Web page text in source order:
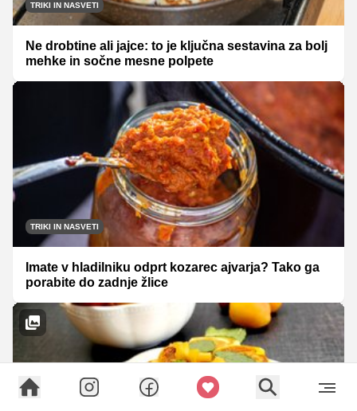
TRIKI IN NASVETI
Ne drobtine ali jajce: to je ključna sestavina za bolj
mehke in sočne mesne polpete
TRIKI IN NASVETI
Imate v hladilniku odprt kozarec ajvarja? Tako ga
porabite do zadnje žlice